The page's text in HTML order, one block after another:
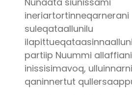
ineriartortinneqarnerani
suleqataallunilu
partiip Nuummi allaffiani
inissisimavoq,
qaninnertut